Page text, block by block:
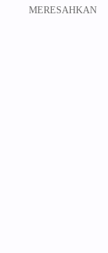
MERESAHKAN